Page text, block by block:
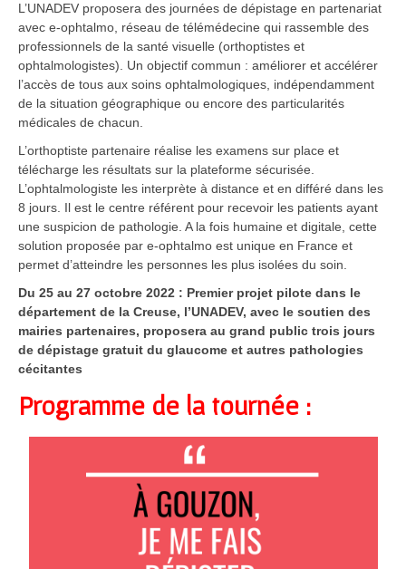
L’UNADEV proposera des journées de dépistage en partenariat
avec e-ophtalmo, réseau de télémédecine qui rassemble des
professionnels de la santé visuelle (orthoptistes et
ophtalmologistes). Un objectif commun : améliorer et accélérer
l’accès de tous aux soins ophtalmologiques, indépendamment
de la situation géographique ou encore des particularités
médicales de chacun.
L’orthoptiste partenaire réalise les examens sur place et
télécharge les résultats sur la plateforme sécurisée.
L’ophtalmologiste les interprète à distance et en différé dans les
8 jours. Il est le centre référent pour recevoir les patients ayant
une suspicion de pathologie. A la fois humaine et digitale, cette
solution proposée par e-ophtalmo est unique en France et
permet d’atteindre les personnes les plus isolées du soin.
Du 25 au 27 octobre 2022 : Premier projet pilote dans le
département de la Creuse, l’UNADEV, avec le soutien des
mairies partenaires, proposera au grand public trois jours
de dépistage gratuit du glaucome et autres pathologies
cécitantes
Programme de la tournée :